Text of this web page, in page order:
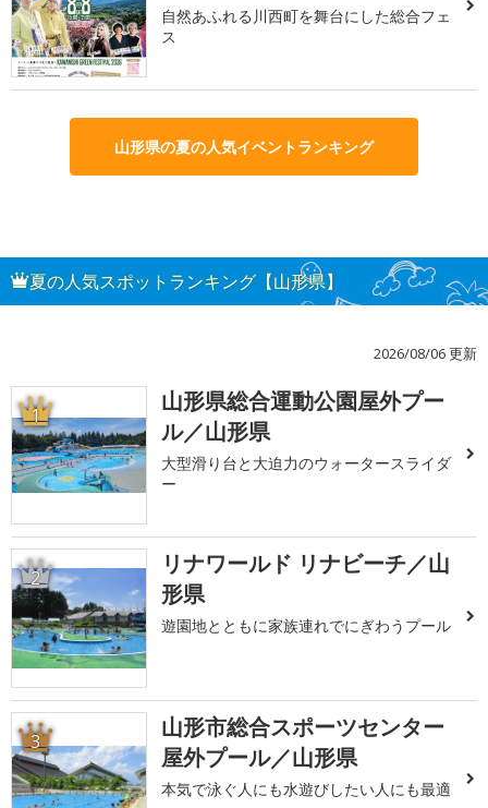
自然あふれる川西町を舞台にした総合フェ
ス
山形県の夏の人気イベントランキング
夏の人気スポットランキング【山形県】
2026/08/06 更新
1
山形県総合運動公園屋外プー
ル／山形県
大型滑り台と大迫力のウォータースライダ
ー
2
リナワールド リナビーチ／山
形県
遊園地とともに家族連れでにぎわうプール
3
山形市総合スポーツセンター
屋外プール／山形県
本気で泳ぐ人にも水遊びしたい人にも最適